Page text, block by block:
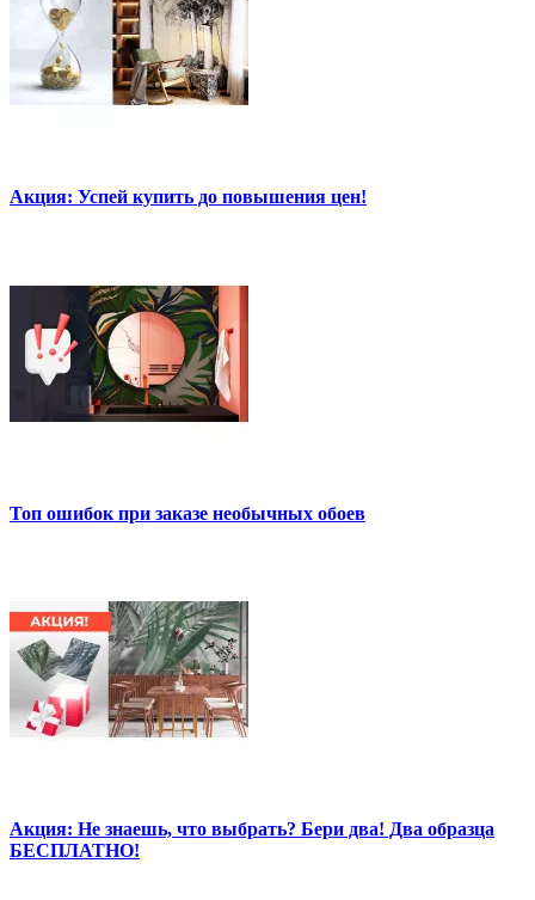
Акция: Успей купить до повышения цен!
Топ ошибок при заказе необычных обоев
Акция: Не знаешь, что выбрать? Бери два! Два образца
БЕСПЛАТНО!